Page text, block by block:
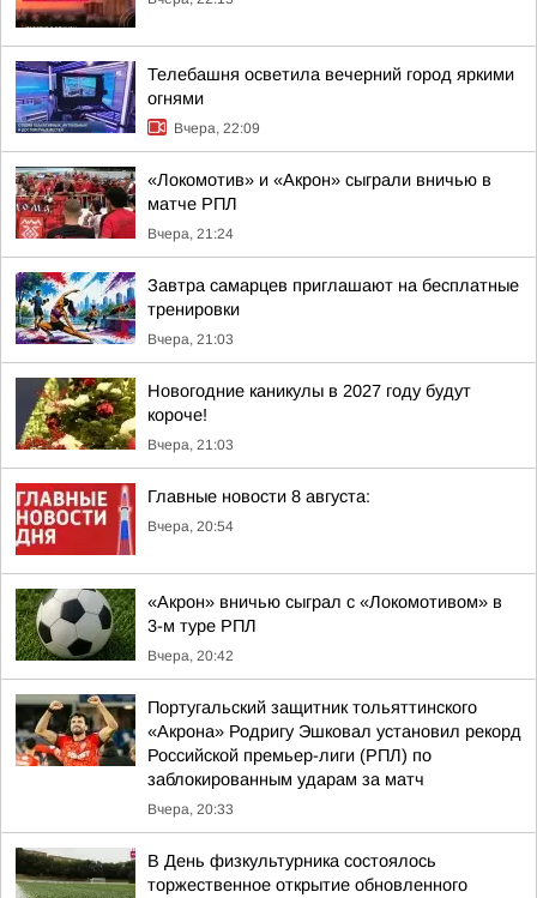
Телебашня осветила вечерний город яркими
огнями
Вчера, 22:09
«Локомотив» и «Акрон» сыграли вничью в
матче РПЛ
Вчера, 21:24
Завтра самарцев приглашают на бесплатные
тренировки
Вчера, 21:03
Новогодние каникулы в 2027 году будут
короче!
Вчера, 21:03
Главные новости 8 августа:
Вчера, 20:54
«Акрон» вничью сыграл с «Локомотивом» в
3-м туре РПЛ
Вчера, 20:42
Португальский защитник тольяттинского
«Акрона» Родригу Эшковал установил рекорд
Российской премьер-лиги (РПЛ) по
заблокированным ударам за матч
Вчера, 20:33
В День физкультурника состоялось
торжественное открытие обновленного